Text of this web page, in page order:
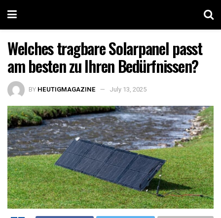
Welches tragbare Solarpanel passt
am besten zu Ihren Bedürfnissen?
BY HEUTIGMAGAZINE July 13, 2025